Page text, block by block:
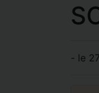
- le